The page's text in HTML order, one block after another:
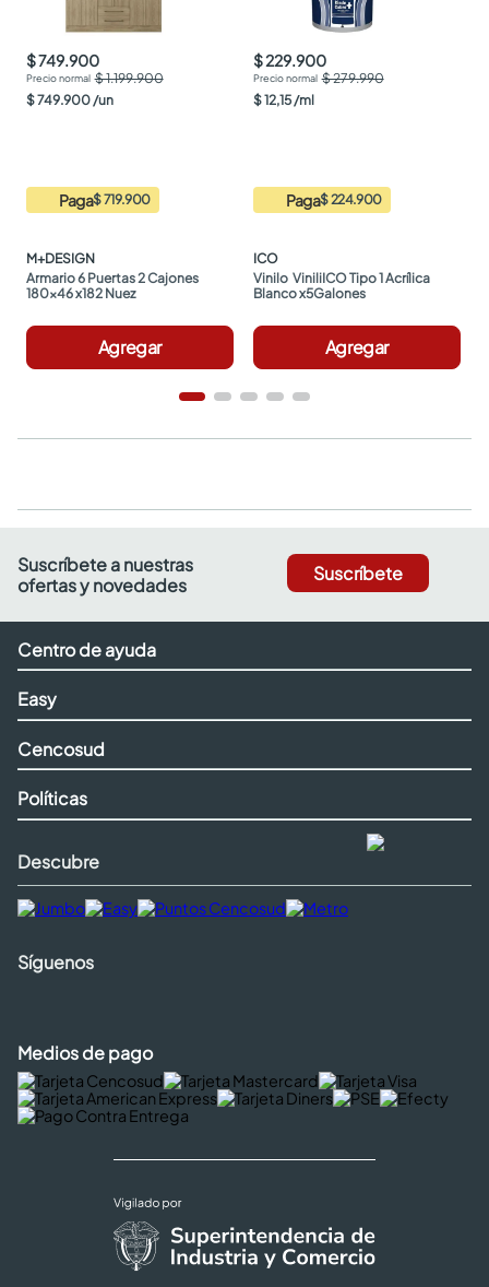
$ 749.900
$ 1.199.900
$749.900 /un
Paga$ 719.900
M+DESIGN
Armario 6 Puertas 2 Cajones
180x46 x182 Nuez
Agregar
$ 229.900
$ 279.990
$12,15 /ml
Paga$ 224.900
ICO
Vinilo  ViniliICO Tipo 1 Acrílica
Blanco x5Galones
Agregar
Suscríbete a nuestras
ofertas y novedades
Suscríbete
Centro de ayuda
Easy
Cencosud
Políticas
Descubre
Síguenos
Medios de pago